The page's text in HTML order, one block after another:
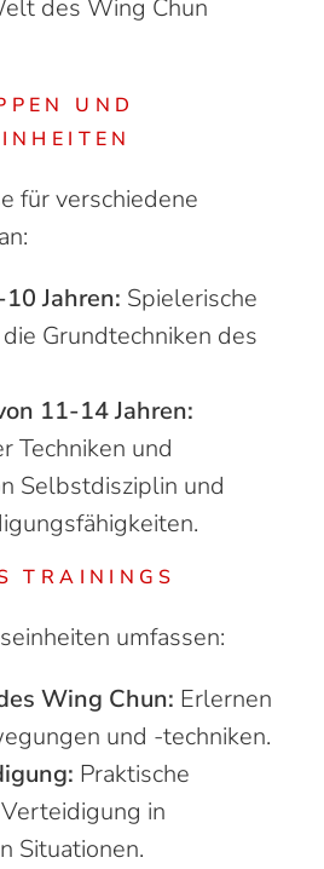
des Wing Chun
UND
für verschiedene
Jahren: Spielerische
Grundtechniken des
11-14 Jahren:
Techniken und
Selbstdisziplin und
TRAININGS
umfassen:
Wing Chun: Erlernen
und -techniken.
Praktische
in
Situationen.